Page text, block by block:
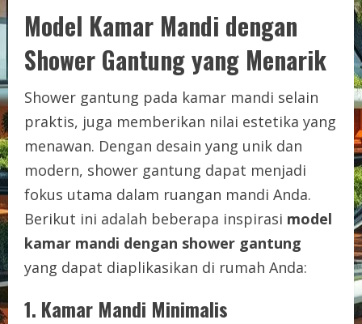
Model Kamar Mandi dengan
Shower Gantung yang Menarik
Shower gantung pada kamar mandi selain
praktis, juga memberikan nilai estetika yang
menawan. Dengan desain yang unik dan
modern, shower gantung dapat menjadi
fokus utama dalam ruangan mandi Anda.
Berikut ini adalah beberapa inspirasi model
kamar mandi dengan shower gantung
yang dapat diaplikasikan di rumah Anda:
1. Kamar Mandi Minimalis